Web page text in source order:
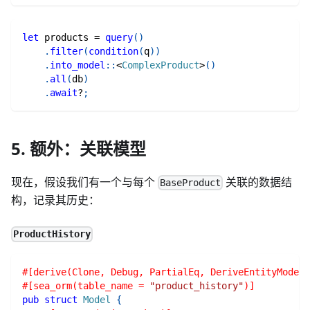
let products = query( )
. filter(condition(q) )
. into_model ::<ComplexProduct>( )
. all (db)
. await? ;
5. 额外：关联模型
现在，假设我们有一个与每个 BaseProduct 关联的数据结
构，记录其历史：
ProductHistory
#[derive(Clone, Debug, PartialEq,
#[sea_orm(table_name =
"product_history")]
pub struct Model
{